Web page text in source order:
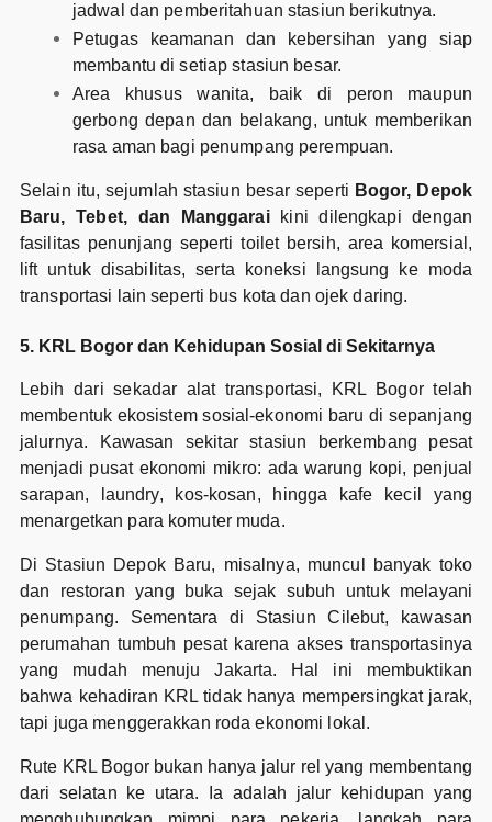
jadwal dan pemberitahuan stasiun berikutnya.
Petugas keamanan dan kebersihan yang siap
membantu di setiap stasiun besar.
Area khusus wanita, baik di peron maupun
gerbong depan dan belakang, untuk memberikan
rasa aman bagi penumpang perempuan.
Selain itu, sejumlah stasiun besar seperti Bogor, Depok
Baru, Tebet, dan Manggaraikini dilengkapi dengan
fasilitas penunjang seperti toilet bersih, area komersial,
lift untuk disabilitas, serta koneksi langsung ke moda
transportasi lain seperti bus kota dan ojek daring.
5. KRL Bogor dan Kehidupan Sosial di Sekitarnya
Lebih dari sekadar alat transportasi, KRL Bogor telah
membentuk ekosistem sosial-ekonomi baru di sepanjang
jalurnya. Kawasan sekitar stasiun berkembang pesat
menjadi pusat ekonomi mikro: ada warung kopi, penjual
sarapan, laundry, kos-kosan, hingga kafe kecil yang
menargetkan para komuter muda.
Di Stasiun Depok Baru, misalnya, muncul banyak toko
dan restoran yang buka sejak subuh untuk melayani
penumpang. Sementara di Stasiun Cilebut, kawasan
perumahan tumbuh pesat karena akses transportasinya
yang mudah menuju Jakarta. Hal ini membuktikan
bahwa kehadiran KRL tidak hanya mempersingkat jarak,
tapi juga menggerakkan roda ekonomi lokal.
Rute KRL Bogor bukan hanya jalur rel yang membentang
dari selatan ke utara. Ia adalah jalur kehidupan yang